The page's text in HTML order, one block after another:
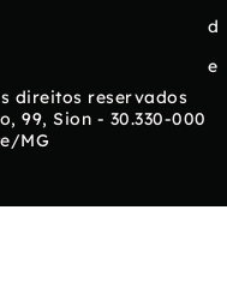
d
e
direitos reservados
99, Sion - 30.330-000
MG